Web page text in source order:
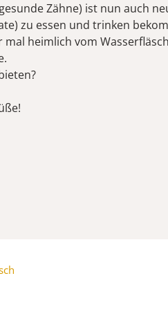
Zähne) ist nun auch
zu essen und trinken
heimlich vom